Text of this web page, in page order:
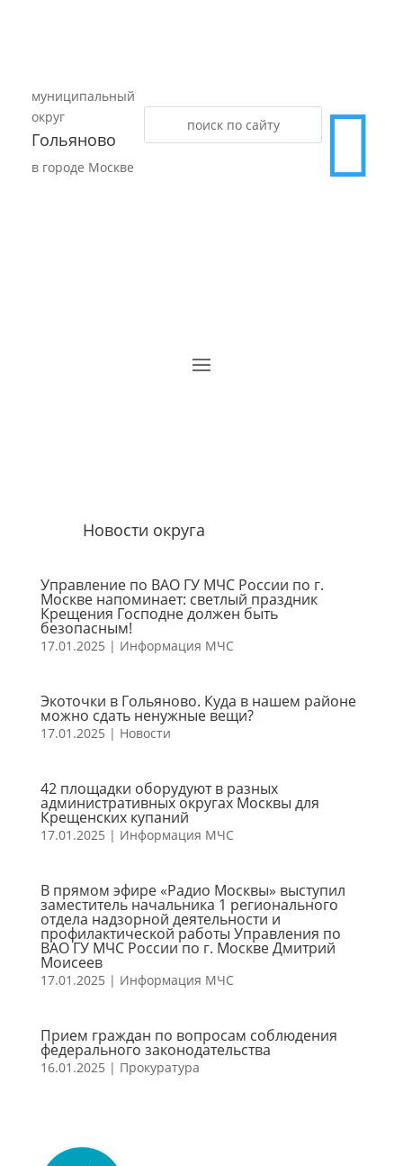
муниципальный
округ
Гольяново
в городе Москве 
Новости округа
Управление по ВАО ГУ МЧС России по г.
Москве напоминает: светлый праздник
Крещения Господне должен быть
безопасным!
17.01.2025 | Информация МЧС
Экоточки в Гольяново. Куда в нашем районе
можно сдать ненужные вещи?
17.01.2025 | Новости
42 площадки оборудуют в разных
административных округах Москвы для
Крещенских купаний
17.01.2025 | Информация МЧС
В прямом эфире «Радио Москвы» выступил
заместитель начальника 1 регионального
отдела надзорной деятельности и
профилактической работы Управления по
ВАО ГУ МЧС России по г. Москве Дмитрий
Моисеев
17.01.2025 | Информация МЧС
Прием граждан по вопросам соблюдения
федерального законодательства
16.01.2025 | Прокуратура